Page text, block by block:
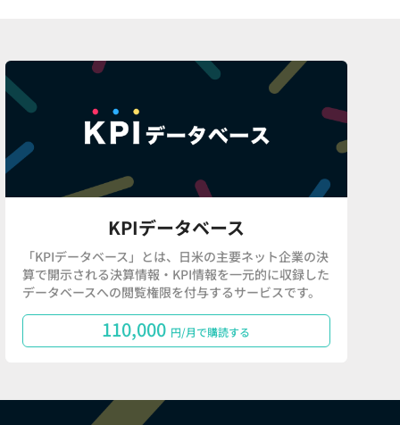
KPIデータベース
「KPIデータベース」とは、日米の主要ネット企業の決
算で開示される決算情報・KPI情報を一元的に収録した
データベースへの閲覧権限を付与するサービスです。
110,000 円/月で購読する